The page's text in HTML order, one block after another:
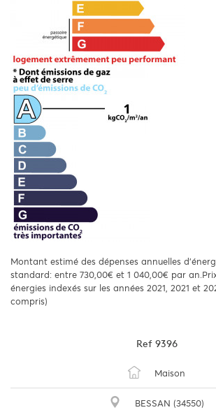
Montant estimé des dépenses annuelles
standard: entre 730,00€ et 1 040,00€ par
énergies indexés sur les années 2021, 2021 et
compris)
Ref 9396
Maison
BESSAN (34550)